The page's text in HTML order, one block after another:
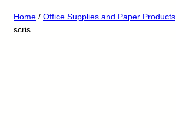
Home / Office Supplies and Paper Products
scris